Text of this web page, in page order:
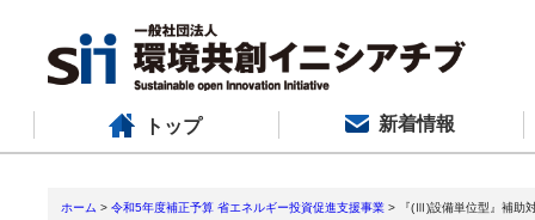
トップ 新着情報
ホーム > 令和5年度補正予算 省エネルギー投資促進支援事業 > 『(Ⅲ)設備単位型』補助